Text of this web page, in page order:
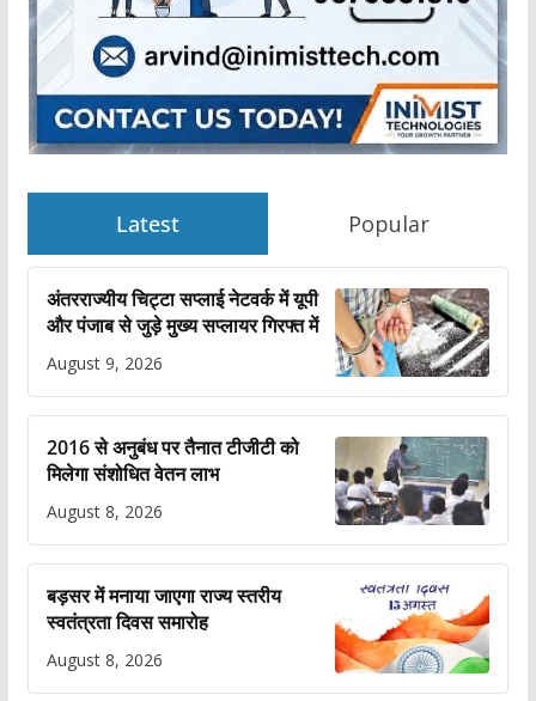
Latest Popular
अंतरराज्यीय चिट्टा सप्लाई नेटवर्क में यूपी
और पंजाब से जुड़े मुख्य सप्लायर गिरफ्त में
August 9, 2026
2016 से अनुबंध पर तैनात टीजीटी को
मिलेगा संशोधित वेतन लाभ
August 8, 2026
बड़सर में मनाया जाएगा राज्य स्तरीय
स्वतंत्रता दिवस समारोह
August 8, 2026